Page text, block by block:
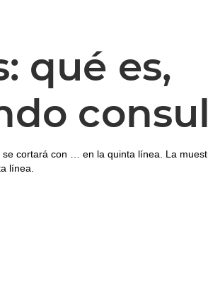
qué es,
cortará con … en la quinta línea. La
línea.